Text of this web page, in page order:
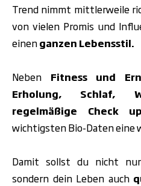
Trend nimmt mittlerweile
von vielen Promis und
einenganzen Lebensstil.
Neben Fitness und
Erholung, Schlaf,
regelmäßige Check
wichtigsten Bio-Daten eine
Damit sollst du nicht
sondern dein Leben auch